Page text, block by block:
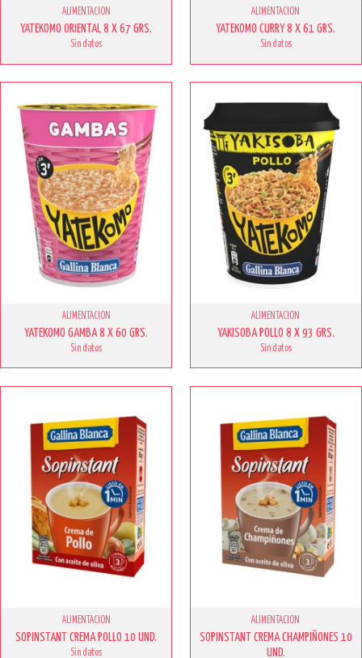
ALIMENTACION
YATEKOMO ORIENTAL 8 X 67 GRS.
Sin datos
ALIMENTACION
YATEKOMO CURRY 8 X 61 GRS.
Sin datos
ALIMENTACION
YATEKOMO GAMBA 8 X 60 GRS.
Sin datos
ALIMENTACION
YAKISOBA POLLO 8 X 93 GRS.
Sin datos
ALIMENTACION
SOPINSTANT CREMA POLLO 10 UND.
Sin datos
ALIMENTACION
SOPINSTANT CREMA CHAMPIÑONES 10
UND.